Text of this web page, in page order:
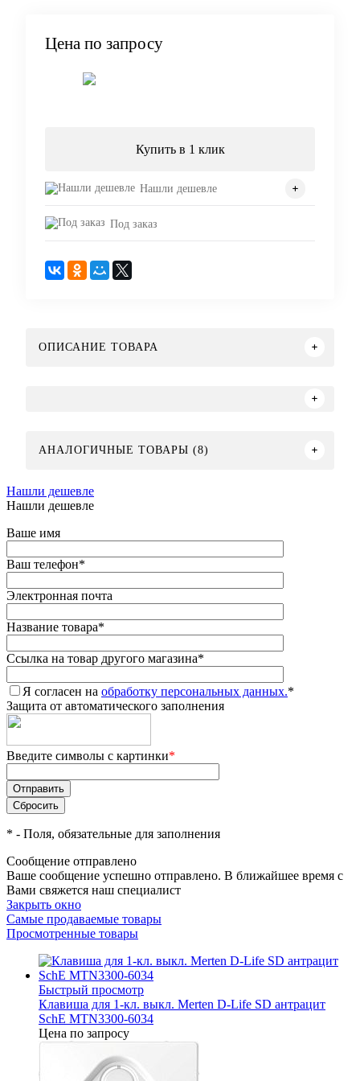
Цена по запросу
Купить в 1 клик
Нашли дешевле
Под заказ
ОПИСАНИЕ ТОВАРА
АНАЛОГИЧНЫЕ ТОВАРЫ (8)
Нашли дешевле
Нашли дешевле
Ваше имя
Ваш телефон*
Электронная почта
Название товара*
Ссылка на товар другого магазина*
Я согласен на обработку персональных данных.*
Защита от автоматического заполнения
Введите символы с картинки*
* - Поля, обязательные для заполнения
Сообщение отправлено
Ваше сообщение успешно отправлено. В ближайшее время с
Вами свяжется наш специалист
Закрыть окно
Самые продаваемые товары
Просмотренные товары
Быстрый просмотр
Клавиша для 1-кл. выкл. Merten D-Life SD антрацит
SchE MTN3300-6034
Цена по запросу